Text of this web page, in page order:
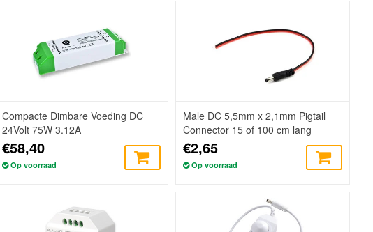
Compacte Dimbare Voeding DC
24Volt 75W 3.12A
€58,40
Op voorraad
Male DC 5,5mm x 2,1mm Pigtail
Connector 15 of 100 cm lang
€2,65
Op voorraad